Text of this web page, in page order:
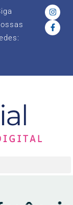
I
n
s
t
a
F
a
c
e
b
f